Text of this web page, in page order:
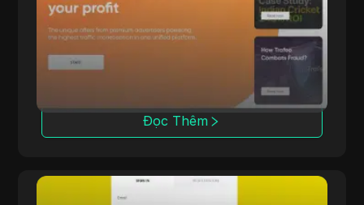
Trafee cung cấp cho các affiliate doanh thu
thông qua các mô hình CPC, CPS, CPL và
Revshare với các tùy chọn Smartlink.
Đọc Thêm